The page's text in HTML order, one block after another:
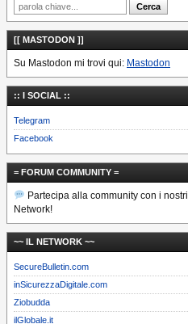
[[ MASTODON ]]
Su Mastodon mi trovi qui: Mastodon
:: I SOCIAL ::
Telegram
Facebook
= FORUM COMMUNITY =
Partecipa alla community con i nostri
Network!
~~ IL NETWORK ~~
SecureBulletin.com
inSicurezzaDigitale.com
Ziobudda
ilGlobale.it